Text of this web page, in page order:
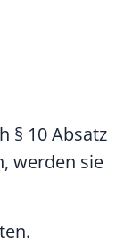
§ 10 Absatz
werden sie